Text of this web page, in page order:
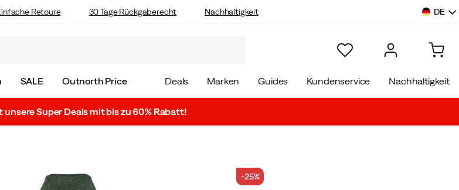
Retoure 30 Tage Rückgaberecht Nachhaltigkeit DE
SALE Outnorth Price Deals Marken Guides Kundenservice Nachhaltigkeit
unsere Super Deals mit bis zu 60% Rabatt!
-25%